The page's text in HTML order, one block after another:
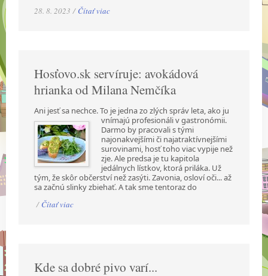
28. 8. 2023 / Čítať viac
Hosťovo.sk servíruje: avokádová
hrianka od Milana Nemčíka
Ani jesť sa nechce. To je jedna zo zlých správ leta, ako ju
vnímajú profesionáli v gastronómii.
Darmo by pracovali s tými
najonakvejšími či najatraktívnejšími
surovinami, hosť toho viac vypije než
zje. Ale predsa je tu kapitola
jedálnych lístkov, ktorá priláka. Už
tým, že skôr občerství než zasýti. Zavonia, osloví oči... až
sa začnú slinky zbiehať. A tak sme tentoraz do
/ Čítať viac
Kde sa dobré pivo varí...